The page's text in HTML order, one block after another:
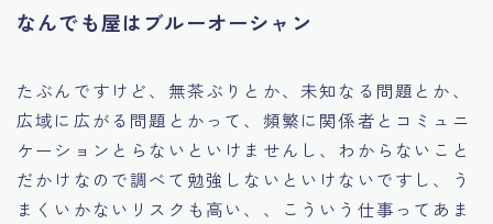
なんでも屋はブルーオーシャン
たぶんですけど、無茶ぶりとか、未知なる問題とか、
広域に広がる問題とかって、頻繁に関係者とコミュニ
ケーションとらないといけませんし、わからないこと
だかけなので調べて勉強しないといけないですし、う
まくいかないリスクも高い、、こういう仕事ってあま